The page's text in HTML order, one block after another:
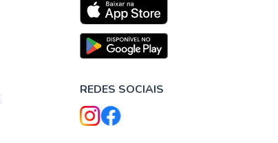
REDES SOCIAIS